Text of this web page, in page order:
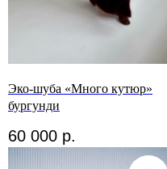
Эко-шуба «Много кутюр»
бургунди
60 000 р.